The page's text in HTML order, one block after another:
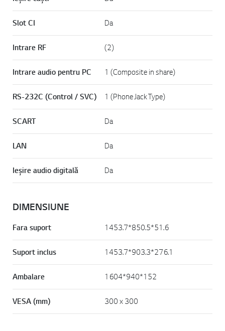
Slot CI Da
Intrare RF (2)
Intrare audio pentru PC 1 (Composite in share)
RS-232C (Control / SVC) 1 (Phone Jack Type)
SCART Da
LAN Da
Ieşire audio digitală Da
DIMENSIUNE
Fara suport 1453.7*850.5*51.6
Suport inclus 1453.7*903.3*276.1
Ambalare 1604*940*152
VESA (mm) 300 x 300